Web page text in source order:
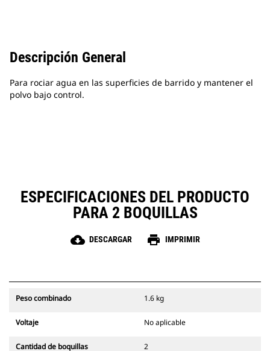
Descripción General
Para rociar agua en las superficies de barrido y mantener el
polvo bajo control.
ESPECIFICACIONES DEL PRODUCTO
PARA 2 BOQUILLAS
cloud_download DESCARGAR print IMPRIMIR
Peso combinado 1.6 kg
Voltaje No aplicable
Cantidad de boquillas 2